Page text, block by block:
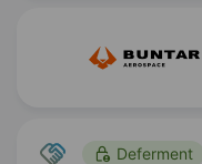
Deferment